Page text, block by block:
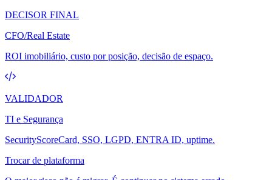
DECISOR FINAL
CFO/Real Estate
ROI imobiliário, custo por posição, decisão de espaço.
VALIDADOR
TI e Segurança
SecurityScoreCard, SSO, LGPD, ENTRA ID, uptime.
Trocar de plataforma